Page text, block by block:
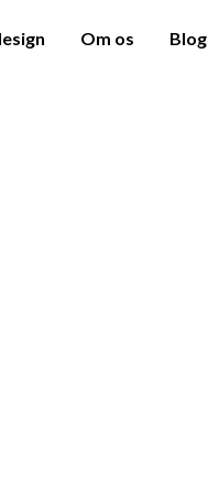
Om os Blog